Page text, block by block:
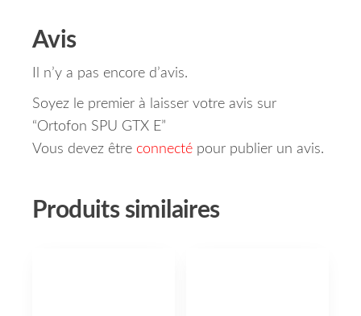
Avis
Il n’y a pas encore d’avis.
Soyez le premier à laisser votre avis sur
“Ortofon SPU GTX E”
Vous devez être connecté pour publier un avis.
Produits similaires